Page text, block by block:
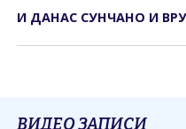
И ДАНАС СУНЧАНО И
ВИДЕО ЗАПИСИ